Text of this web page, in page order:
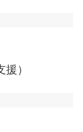
ーなどが装備さ
）